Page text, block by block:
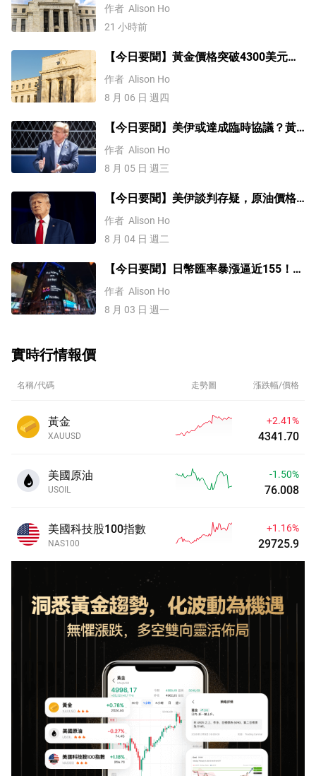
作者 Alison Ho
21 小時前
【今日要聞】黃金價格突破4300美元，
比特幣逼近6.5萬，關注伊朗談判
作者 Alison Ho
8 月 06 日 週四
【今日要聞】美伊或達成臨時協議？黃
金三連漲，美國ADP就業數據來襲
作者 Alison Ho
8 月 05 日 週三
【今日要聞】美伊談判存疑，原油價格
上漲，銅價突破1.4萬美元
作者 Alison Ho
8 月 04 日 週二
【今日要聞】日幣匯率暴漲逼近155！美
伊談判或重啓，原油價格大跌8%
作者 Alison Ho
8 月 03 日 週一
實時行情報價
名稱/代碼 走勢圖 漲跌幅/價格
黃金
XAUUSD
+2.41%
4341.70
美國原油
USOIL
-1.50%
76.008
美國科技股100指數
NAS100
+1.16%
29725.9